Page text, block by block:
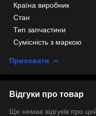
Країна виробник
Стан
Тип запчастини
Сумісність з маркою
Приховати
Відгуки про товар
Ще немає відгуків про